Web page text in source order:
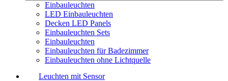
Einbauleuchten
LED Einbauleuchten
Decken LED Panels
Einbauleuchten Sets
Einbauleuchten
Einbauleuchten für Badezimmer
Einbauleuchten ohne Lichtquelle
Leuchten mit Sensor